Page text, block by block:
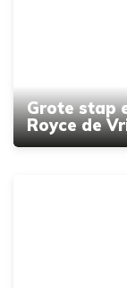
Grote stap
Royce de